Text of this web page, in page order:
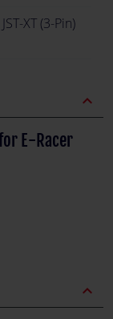
XT (3-Pin)
expand_less
E-Racer
expand_less